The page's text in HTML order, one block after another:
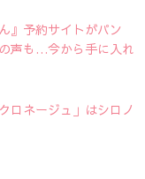
』予約サイトがパン
声も…今から手に入れ
ロネージュ」はシロノ